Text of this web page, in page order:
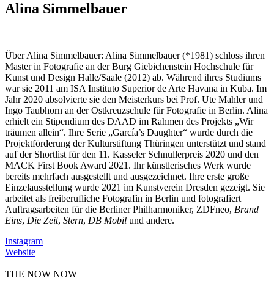
Alina Simmelbauer
Über Alina Simmelbauer: Alina Simmelbauer (*1981) schloss ihren
Master in Fotografie an der Burg Giebichenstein Hochschule für
Kunst und Design Halle/Saale (2012) ab. Während ihres Studiums
war sie 2011 am ISA Instituto Superior de Arte Havana in Kuba. Im
Jahr 2020 absolvierte sie den Meisterkurs bei Prof. Ute Mahler und
Ingo Taubhorn an der Ostkreuzschule für Fotografie in Berlin. Alina
erhielt ein Stipendium des DAAD im Rahmen des Projekts „Wir
träumen allein“. Ihre Serie „García’s Daughter“ wurde durch die
Projektförderung der Kulturstiftung Thüringen unterstützt und stand
auf der Shortlist für den 11. Kasseler Schnullerpreis 2020 und den
MACK First Book Award 2021. Ihr künstlerisches Werk wurde
bereits mehrfach ausgestellt und ausgezeichnet. Ihre erste große
Einzelausstellung wurde 2021 im Kunstverein Dresden gezeigt. Sie
arbeitet als freiberufliche Fotografin in Berlin und fotografiert
Auftragsarbeiten für die Berliner Philharmoniker, ZDFneo, Brand
Eins, Die Zeit, Stern, DB Mobil und andere.
Instagram
Website
THE NOW NOW